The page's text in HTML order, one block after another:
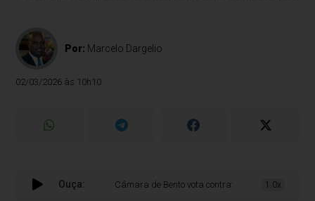
Por: Marcelo Dargelio
02/03/2026 às 10h10
Ouça: Câmara de Bento vota contratação emergencial de
1.0x